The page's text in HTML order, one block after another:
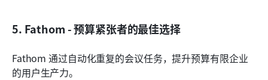
5. Fathom - 预算紧张者的最佳选择
Fathom 通过自动化重复的会议任务，提升预算有限企业
的用户生产力。